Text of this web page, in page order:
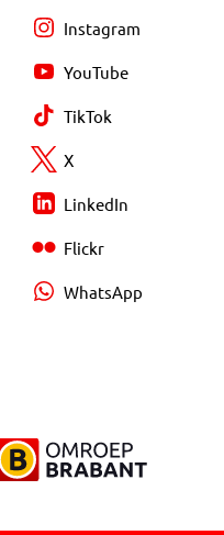
Instagram
YouTube
TikTok
X
LinkedIn
Flickr
WhatsApp